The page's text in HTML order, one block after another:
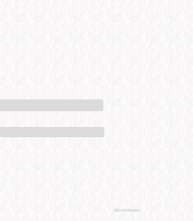
Advertisement